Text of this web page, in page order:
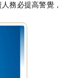
務必提高警覺，